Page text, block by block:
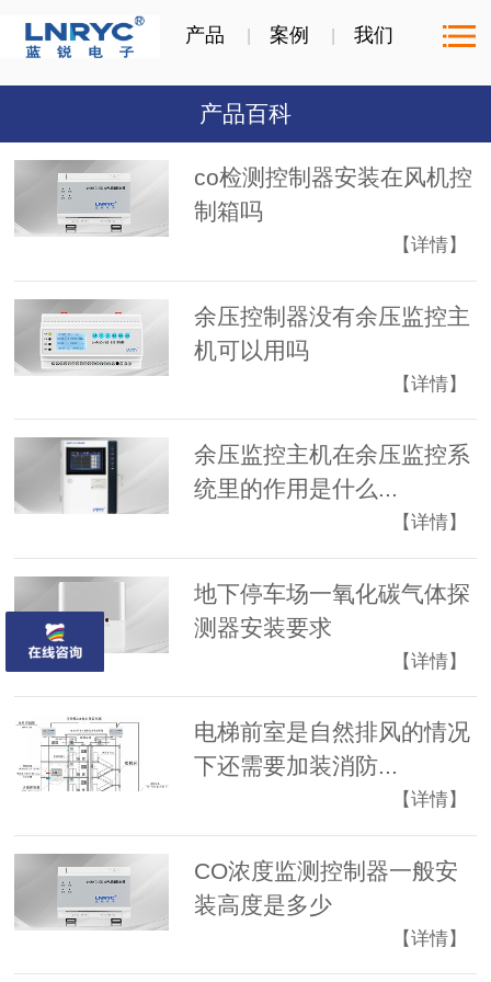
产品 案例 我们
产品百科
co检测控制器安装在风机控
制箱吗
【详情】
余压控制器没有余压监控主
机可以用吗
【详情】
余压监控主机在余压监控系
统里的作用是什么...
【详情】
地下停车场一氧化碳气体探
测器安装要求
【详情】
电梯前室是自然排风的情况
下还需要加装消防...
【详情】
CO浓度监测控制器一般安
装高度是多少
【详情】